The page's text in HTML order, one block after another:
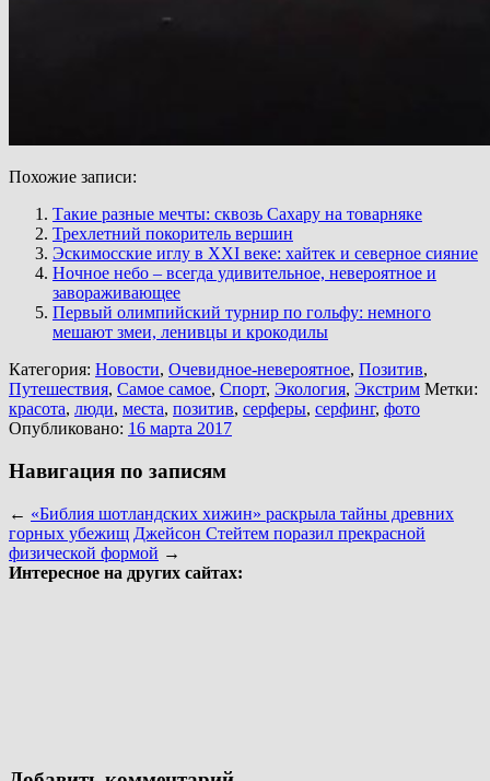
Похожие записи:
Такие разные мечты: сквозь Сахару на товарняке
Трехлетний покоритель вершин
Эскимосские иглу в XXI веке: хайтек и северное сияние
Ночное небо – всегда удивительное, невероятное и
завораживающее
Первый олимпийский турнир по гольфу: немного
мешают змеи, ленивцы и крокодилы
Категория: Новости, Очевидное-невероятное, Позитив,
Путешествия, Самое самое, Спорт, Экология, Экстрим Метки:
красота, люди, места, позитив, серферы, серфинг, фото
Опубликовано: 16 марта 2017
Навигация по записям
← «Библия шотландских хижин» раскрыла тайны древних
горных убежищ Джейсон Стейтем поразил прекрасной
физической формой →
Интересное на других сайтах: